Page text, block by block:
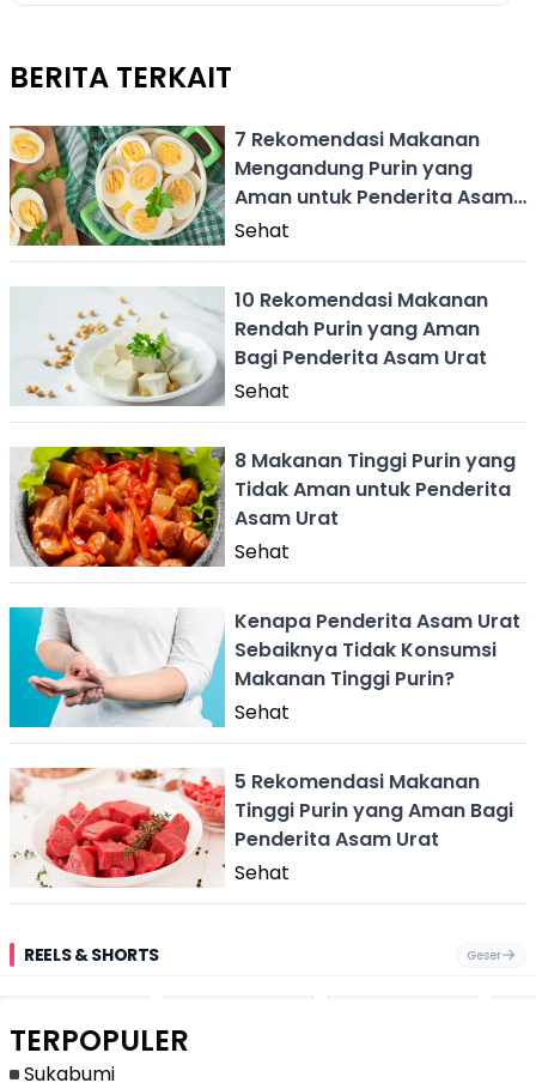
BERITA TERKAIT
7 Rekomendasi Makanan
Mengandung Purin yang
Aman untuk Penderita Asam
Urat
Sehat
10 Rekomendasi Makanan
Rendah Purin yang Aman
Bagi Penderita Asam Urat
Sehat
8 Makanan Tinggi Purin yang
Tidak Aman untuk Penderita
Asam Urat
Sehat
Kenapa Penderita Asam Urat
Sebaiknya Tidak Konsumsi
Makanan Tinggi Purin?
Sehat
5 Rekomendasi Makanan
Tinggi Purin yang Aman Bagi
Penderita Asam Urat
Sehat
REELS & SHORTS Geser
Pantai
Cikembang,
Dari
Palabuhanratu
TERPOPULER
Sukabumi